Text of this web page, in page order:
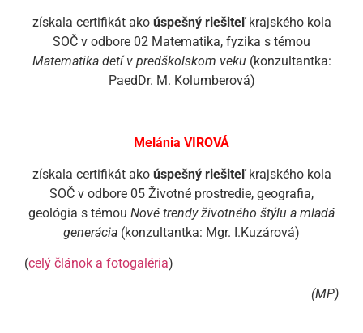
získala certifikát ako úspešný riešiteľkrajského kola
SOČ v odbore 02 Matematika, fyzika s témou
Matematika detí v predškolskom veku (konzultantka:
PaedDr. M. Kolumberová)
Melánia VIROVÁ
získala certifikát ako úspešný riešiteľkrajského kola
SOČ v odbore 05 Životné prostredie, geografia,
geológia s témou Nové trendy životného štýlu a mladá
generácia (konzultantka: Mgr. I.Kuzárová)
(celý článok a fotogaléria)
(MP)